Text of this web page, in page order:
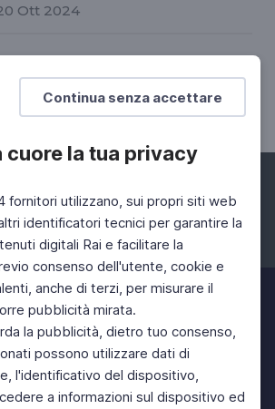
Continua senza accettare
cuore la tua privacy
fornitori utilizzano, sui propri siti web
identificatori tecnici per garantire la
digitali Rai e facilitare la
consenso dell'utente, cookie e
anche di terzi, per misurare il
pubblicità mirata.
la pubblicità, dietro tuo consenso,
possono utilizzare dati di
l'identificativo del dispositivo,
a informazioni sul dispositivo ed
Ott 2024
Il club dei perdenti
di Mestre
Instagram Twitter